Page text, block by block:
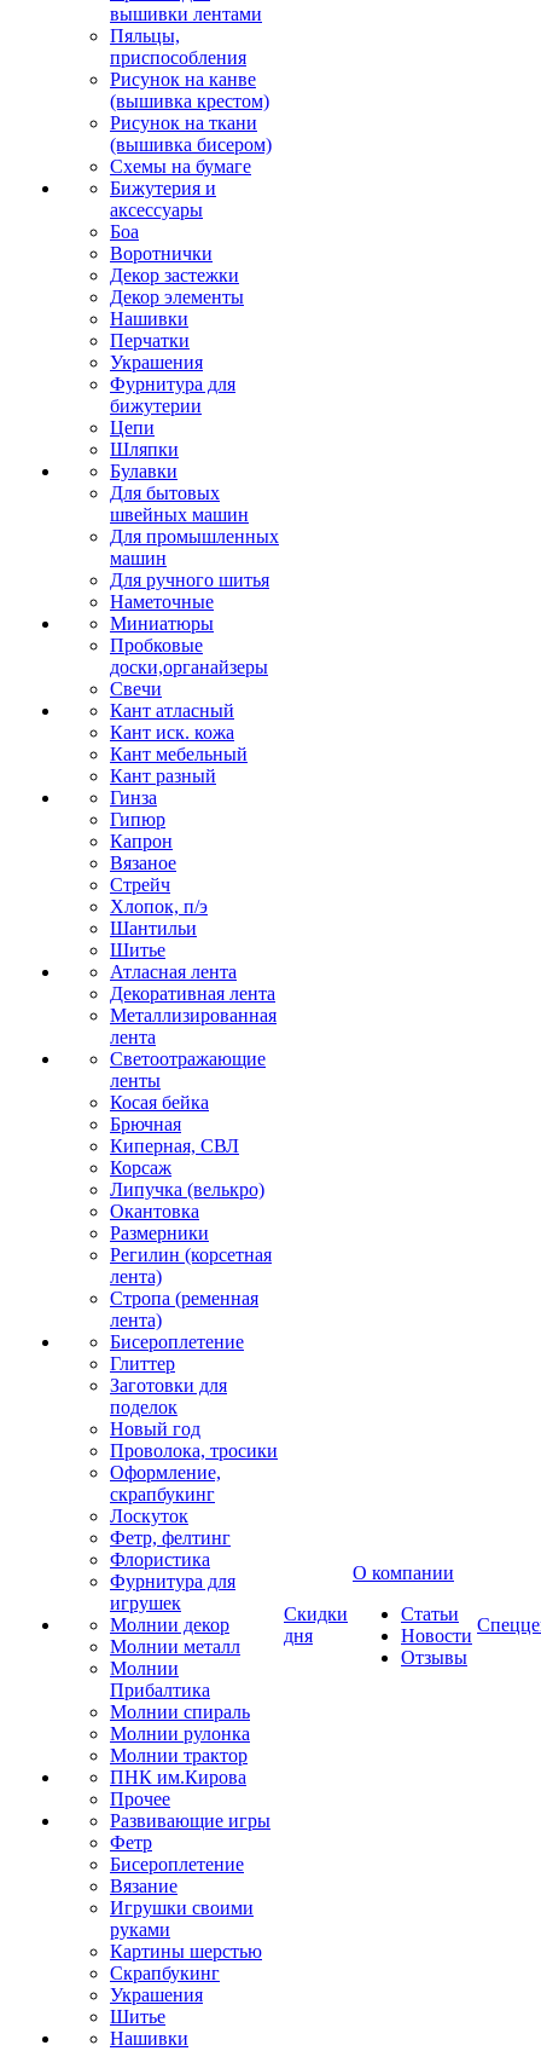
вышивки лентами
Пяльцы,
приспособления
Рисунок на канве
(вышивка крестом)
Рисунок на ткани
(вышивка бисером)
Схемы на бумаге
Бижутерия и
аксессуары
Боа
Воротнички
Декор застежки
Декор элементы
Нашивки
Перчатки
Украшения
Фурнитура для
бижутерии
Цепи
Шляпки
Булавки
Для бытовых
швейных машин
Для промышленных
машин
Для ручного шитья
Наметочные
Миниатюры
Пробковые
доски,органайзеры
Свечи
Кант атласный
Кант иск. кожа
Кант мебельный
Кант разный
Гинза
Гипюр
Капрон
Вязаное
Стрейч
Хлопок, п/э
Шантильи
Шитье
Атласная лента
Декоративная лента
Металлизированная
лента
Светоотражающие
ленты
Косая бейка
Брючная
Киперная, СВЛ
Корсаж
Липучка (велькро)
Окантовка
Размерники
Регилин (корсетная
лента)
Стропа (ременная
лента)
Бисероплетение
Глиттер
Заготовки для
поделок
Новый год
Проволока, тросики
Оформление,
скрапбукинг
Лоскуток
Фетр, фелтинг
Флористика
Фурнитура для
игрушек
Молнии декор
Молнии металл
Молнии
Прибалтика
Молнии спираль
Молнии рулонка
Молнии трактор
ПНК им.Кирова
Прочее
Развивающие игры
Фетр
Бисероплетение
Вязание
Игрушки своими
руками
Картины шерстью
Скрапбукинг
Украшения
Шитье
Нашивки
Скидки
дня
О компании
Статьи
Новости
Отзывы